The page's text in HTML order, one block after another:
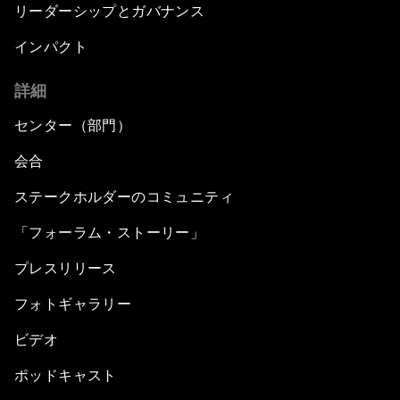
リーダーシップとガバナンス
インパクト
詳細
センター（部門）
会合
ステークホルダーのコミュニティ
「フォーラム・ストーリー」
プレスリリース
フォトギャラリー
ビデオ
ポッドキャスト